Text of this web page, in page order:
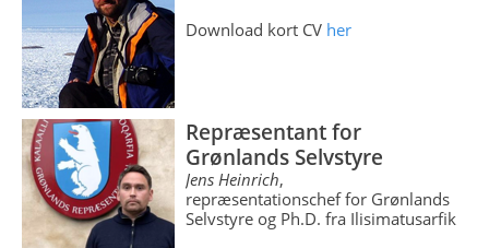
Download kort CV her
Repræsentant for
Grønlands Selvstyre
Jens Heinrich,
repræsentationschef for Grønlands
Selvstyre og Ph.D. fra Ilisimatusarfik